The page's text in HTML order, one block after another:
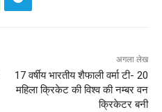
अगला लेख
17 वर्षीय भारतीय शैफाली वर्मा टी- 20
महिला क्रिकेट की विश्व की नम्बर वन
क्रिकेटर बनी